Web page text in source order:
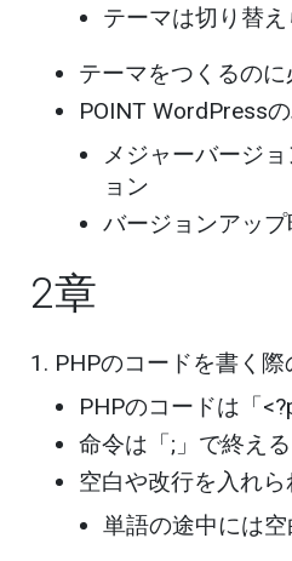
テーマは切り替え
テーマをつくるの
POINT WordPress
メジャーバージ
ョン
バージョンアッ
2章
PHPのコードを書く
PHPのコードは「
命令は「;」で終える
空白や改行を入れら
単語の途中には